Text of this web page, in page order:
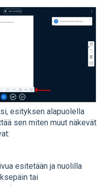
esityksen alapuolella
sen miten muut näkevät
esitetään ja nuolilla
tai